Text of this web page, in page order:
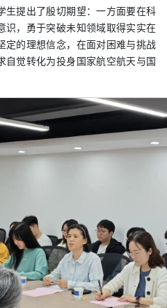
生提出了殷切期望：一方面要在科
识，勇于突破未知领域取得实实在
定的理想信念，在面对困难与挑战
自觉转化为投身国家航空航天与国